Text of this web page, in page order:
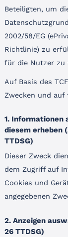
Beteiligten, um
2002/58/EG
Richtlinie) zu
für die Nutzer zu
Auf Basis des
Zwecken und auf
1. Informationen
diesem erheben
TTDSG)
Dieser Zweck
dem Zugriff auf
Cookies und
angegebenen
2. Anzeigen
26 TTDSG)